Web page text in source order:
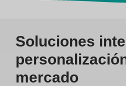
Soluciones
mercado